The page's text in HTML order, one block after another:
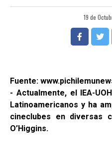
19 de
Fuente:
- Actualmente, el IEA-
Latinoamericanos y ha
cineclubes en diversas
O’Higgins.